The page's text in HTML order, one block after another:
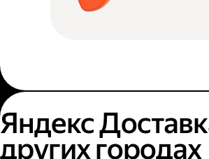
Яндекс
других городах